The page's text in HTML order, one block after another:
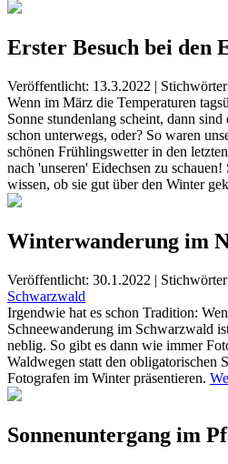
Erster Besuch bei den
Veröffentlicht: 13.3.2022 |
Wenn im März die Temperaturen
Sonne stundenlang scheint, dann
schon unterwegs, oder? So waren
schönen Frühlingswetter in den
nach 'unseren' Eidechsen zu
wissen, ob sie gut über den Winter
Winterwanderung im
Veröffentlicht: 30.1.2022 |
Schwarzwald
Irgendwie hat es schon Tradition:
Schneewanderung im Schwarzwald
neblig. So gibt es dann wie immer
Waldwegen statt den obligatorischen
Fotografen im Winter präsentieren.
Sonnenuntergang im